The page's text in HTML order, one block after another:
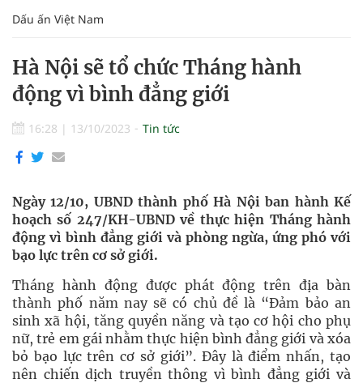
Dấu ấn Việt Nam
Hà Nội sẽ tổ chức Tháng hành
động vì bình đẳng giới
16:28 | 13/10/2023 Tin tức
Ngày 12/10, UBND thành phố Hà Nội ban hành Kế
hoạch số 247/KH-UBND về thực hiện Tháng hành
động vì bình đẳng giới và phòng ngừa, ứng phó với
bạo lực trên cơ sở giới.
Tháng hành động được phát động trên địa bàn
thành phố năm nay sẽ có chủ đề là “Đảm bảo an
sinh xã hội, tăng quyền năng và tạo cơ hội cho phụ
nữ, trẻ em gái nhằm thực hiện bình đẳng giới và xóa
bỏ bạo lực trên cơ sở giới”. Đây là điểm nhấn, tạo
nên chiến dịch truyền thông vì bình đẳng giới và